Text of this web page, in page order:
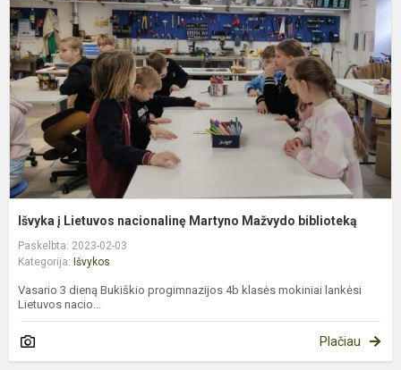
Išvyka į Lietuvos nacionalinę Martyno Mažvydo biblioteką
Paskelbta: 2023-02-03
Kategorija: Išvykos
Vasario 3 dieną Bukiškio progimnazijos 4b klasės mokiniai lankėsi
Lietuvos nacio...
Plačiau